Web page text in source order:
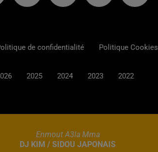
Enmout A3la Mma
DJ KIM / SIDOU JAPONAIS
de confidentialité Politique Cookies
2025 2024 2023 2022